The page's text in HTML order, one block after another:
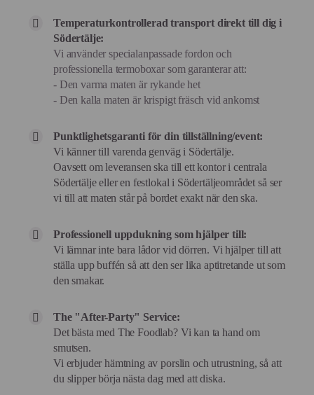
Temperaturkontrollerad transport direkt till dig i
Södertälje:
Vi använder specialanpassade fordon och
professionella termoboxar som garanterar att:
- Den varma maten är rykande het
- Den kalla maten är krispigt fräsch vid ankomst
Punktlighetsgaranti för din tillställning/event:
Vi känner till varenda genväg i Södertälje.
Oavsett om leveransen ska till ett kontor i centrala
Södertälje eller en festlokal i Södertäljeområdet så ser
vi till att maten står på bordet exakt när den ska.
Professionell uppdukning som hjälper till:
Vi lämnar inte bara lådor vid dörren. Vi hjälper till att
ställa upp buffén så att den ser lika aptitretande ut som
den smakar.
The "After-Party" Service:
Det bästa med The Foodlab? Vi kan ta hand om
smutsen.
Vi erbjuder hämtning av porslin och utrustning, så att
du slipper börja nästa dag med att diska.